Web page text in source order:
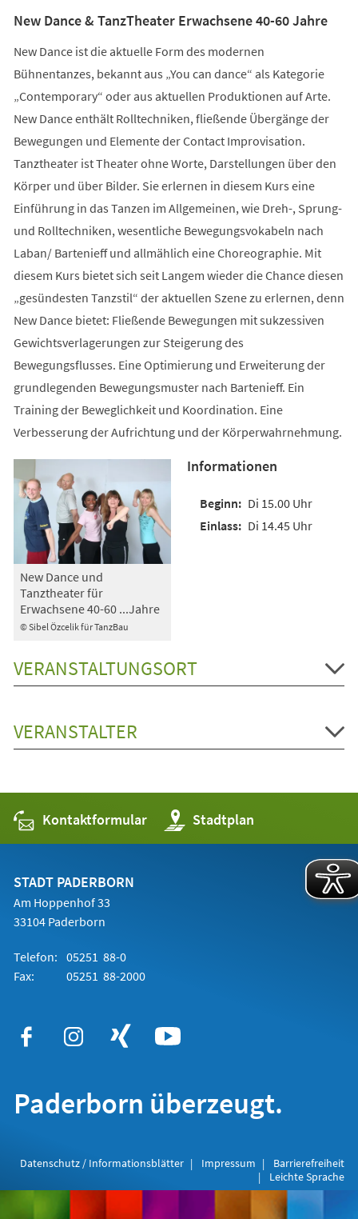
New Dance & TanzTheater Erwachsene 40-60 Jahre
New Dance ist die aktuelle Form des modernen
Bühnentanzes, bekannt aus „You can dance“ als Kategorie
„Contemporary“ oder aus aktuellen Produktionen auf Arte.
New Dance enthält Rolltechniken, fließende Übergänge der
Bewegungen und Elemente der Contact Improvisation.
Tanztheater ist Theater ohne Worte, Darstellungen über den
Körper und über Bilder. Sie erlernen in diesem Kurs eine
Einführung in das Tanzen im Allgemeinen, wie Dreh-, Sprung-
und Rolltechniken, wesentliche Bewegungsvokabeln nach
Laban/ Bartenieff und allmählich eine Choreographie. Mit
diesem Kurs bietet sich seit Langem wieder die Chance diesen
„gesündesten Tanzstil“ der aktuellen Szene zu erlernen, denn
New Dance bietet: Fließende Bewegungen mit sukzessiven
Gewichtsverlagerungen zur Steigerung des
Bewegungsflusses. Eine Optimierung und Erweiterung der
grundlegenden Bewegungsmuster nach Bartenieff. Ein
Training der Beweglichkeit und Koordination. Eine
Verbesserung der Aufrichtung und der Körperwahrnehmung.
© Sibel Özcelik für TanzBau
New Dance und
Tanztheater für
Erwachsene 40-60 ...Jahre
Informationen
Di 15.00 Uhr
Di 14.45 Uhr
VERANSTALTUNGSORT
VERANSTALTER
Kontaktformular Stadtplan
(Öffnet
in
einem
STADT PADERBORN
Am Hoppenhof 33
33104 Paderborn
Telefon: 05251 88-0
Fax:
05251 88-2000
Paderborn überzeugt.
Datenschutz / Informationsblätter Impressum
Barrierefreiheit
Leichte Sprache